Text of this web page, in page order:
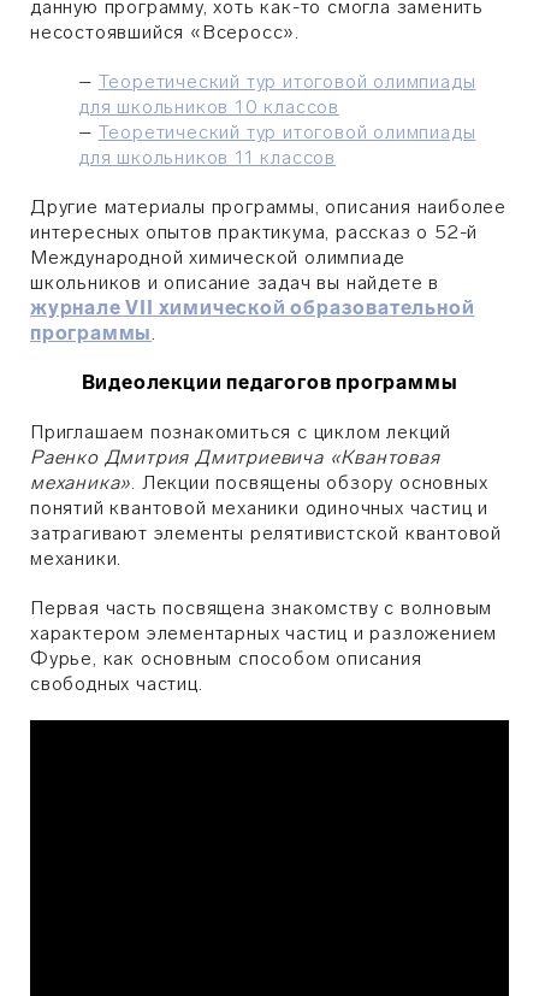
данную программу, хоть как-то смогла заменить
несостоявшийся «Всеросс».
– Теоретический тур итоговой олимпиады
для школьников 10 классов
– Теоретический тур итоговой олимпиады
для школьников 11 классов
Другие материалы программы, описания наиболее
интересных опытов практикума, рассказ о 52-й
Международной химической олимпиаде
школьников и описание задач вы найдете в
журнале VII химической образовательной
программы.
Видеолекции педагогов программы
Приглашаем познакомиться с циклом лекций
Раенко Дмитрия Дмитриевича «Квантовая
механика». Лекции посвящены обзору основных
понятий квантовой механики одиночных частиц и
затрагивают элементы релятивистской квантовой
механики.
Первая часть посвящена знакомству с волновым
характером элементарных частиц и разложением
Фурье, как основным способом описания
свободных частиц.